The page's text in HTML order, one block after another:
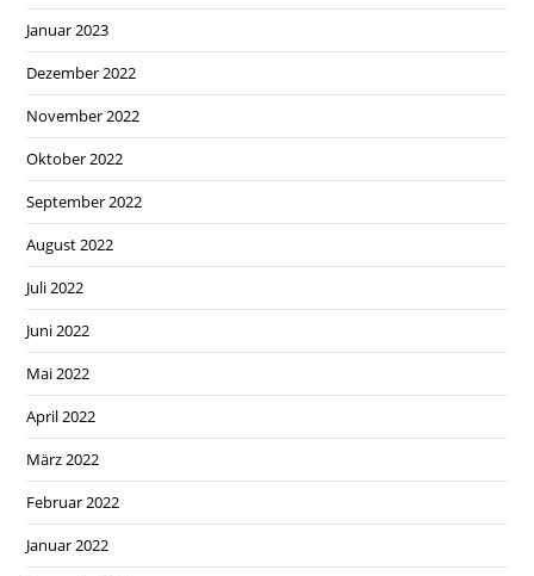
Januar 2023
Dezember 2022
November 2022
Oktober 2022
September 2022
August 2022
Juli 2022
Juni 2022
Mai 2022
April 2022
März 2022
Februar 2022
Januar 2022